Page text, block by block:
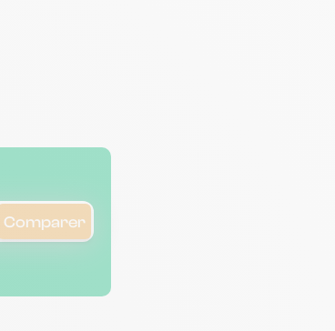
Comparer